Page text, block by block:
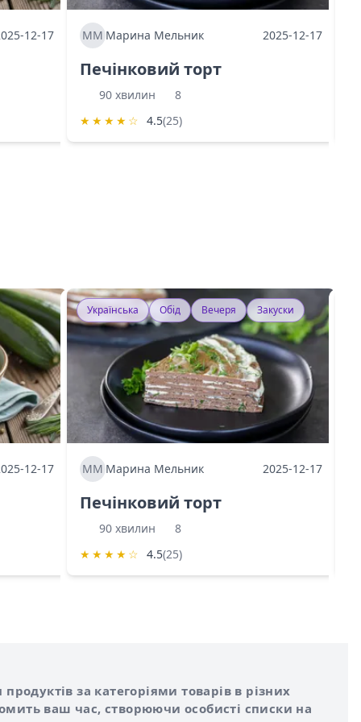
12-17 МММарина Мельник 2025-12-17
Печінковий торт
90 хвилин
8
★ ★ ★ ★ ☆ 4.5(25)
12-17
Українська Обід Вечеря Закуски
МММарина Мельник 2025-12-17
Печінковий торт
90 хвилин
8
★ ★ ★ ★ ☆ 4.5(25)
за категоріями товарів в різних
ваш час, створюючи особисті списки на